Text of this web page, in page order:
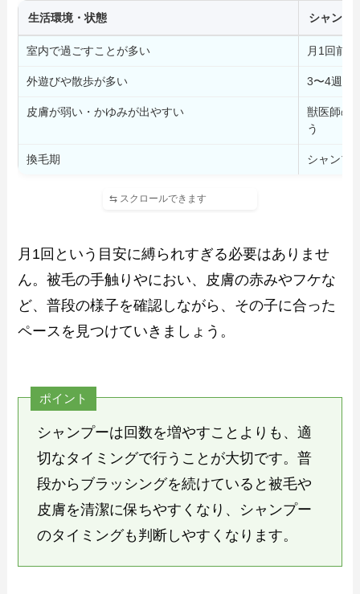
生活環境・状態 シャンプ
室内で過ごすことが多い 月1回前後
外遊びや散歩が多い 3〜4週間
皮膚が弱い・かゆみが出やすい
獣医師の
う
換毛期 シャンプ
月1回という目安に縛られすぎる必要はありませ
ん。被毛の手触りやにおい、皮膚の赤みやフケな
ど、普段の様子を確認しながら、その子に合った
ペースを見つけていきましょう。
ポイント
シャンプーは回数を増やすことよりも、適
切なタイミングで行うことが大切です。普
段からブラッシングを続けていると被毛や
皮膚を清潔に保ちやすくなり、シャンプー
のタイミングも判断しやすくなります。